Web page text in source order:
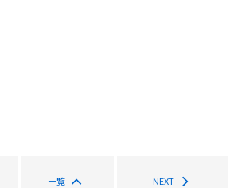
一覧 NEXT